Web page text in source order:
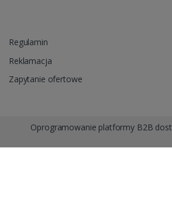
Regulamin
Reklamacja
Zapytanie ofertowe
Oprogramowanie platformy B2B